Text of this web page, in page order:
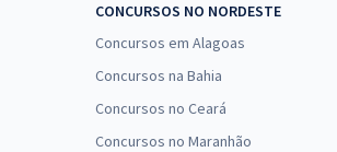
CONCURSOS NO NORDESTE
Concursos em Alagoas
Concursos na Bahia
Concursos no Ceará
Concursos no Maranhão